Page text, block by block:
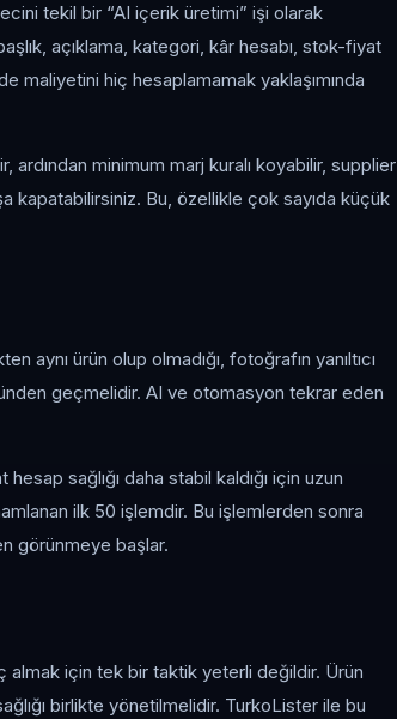
tekil bir “AI içerik üretimi” işi olarak
açıklama, kategori, kâr hesabı, stok-fiyat
maliyetini hiç hesaplamamak yaklaşımında
minimum marj kuralı koyabilir, supplier
kapatabilirsiniz. Bu, özellikle çok sayıda küçük
aynı ürün olup olmadığı, fotoğrafın yanıltıcı
geçmelidir. AI ve otomasyon tekrar eden
sağlığı daha stabil kaldığı için uzun
ilk 50 işlemdir. Bu işlemlerden sonra
görünmeye başlar.
almak için tek bir taktik yeterli değildir. Ürün
birlikte yönetilmelidir. TurkoLister ile bu